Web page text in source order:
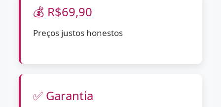
💰 R$69,90
Preços justos honestos
✅ Garantia